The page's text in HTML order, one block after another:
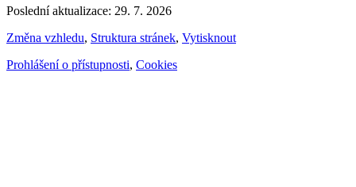
Poslední aktualizace: 29. 7. 2026
Změna vzhledu, Struktura stránek, Vytisknout
Prohlášení o přístupnosti, Cookies